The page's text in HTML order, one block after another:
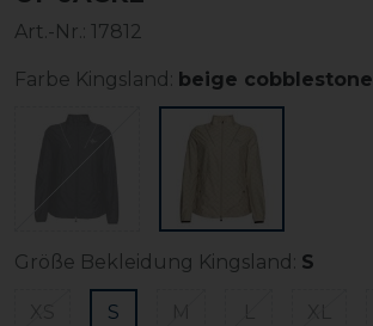
Art.-Nr.: 17812
Farbe Kingsland: beige cobblestone
Größe Bekleidung Kingsland: S
S